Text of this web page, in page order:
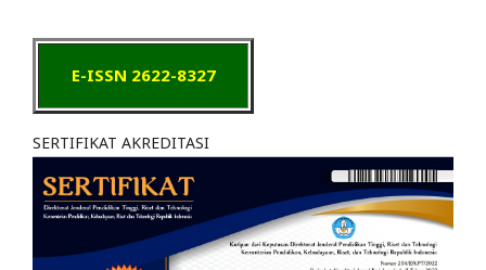
E-ISSN 2622-8327
SERTIFIKAT AKREDITASI